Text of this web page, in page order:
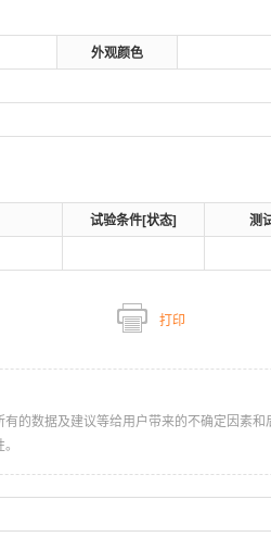
外观颜色
试验条件[状态] 测
打印
的数据及建议等给用户带来的不确定因素